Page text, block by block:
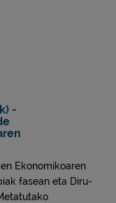
-
Ekonomikoaren
fasean eta Diru-